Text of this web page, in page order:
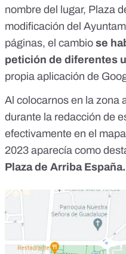
nombre del lugar, Plaza
modificación del
páginas, el cambio se
petición de diferentes
propia aplicación de
Al colocarnos en la zona
durante la redacción de
efectivamente en el
2023 aparecía como
Plaza de Arriba España.